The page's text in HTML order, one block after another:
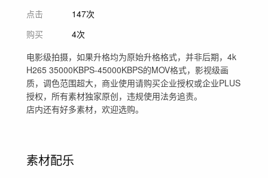
点击
147次
购买
4次
电影级拍摄，如果升格均为原始升格格式，并非后期，4k
H265 35000KBPS-45000KBPS的MOV格式，影视级画
质，调色范围超大，商业使用请购买企业授权或企业PLUS
授权，所有素材独家原创，违规使用法务追责。
店内还有好多素材，欢迎选购。
素材配乐